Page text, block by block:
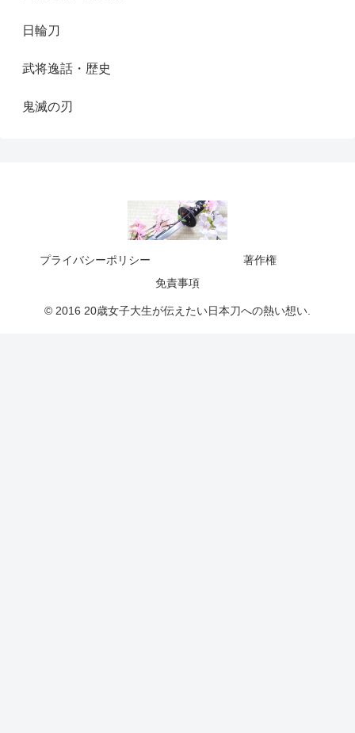
日輪刀
武将逸話・歴史
鬼滅の刃
プライバシーポリシー
著作権
免責事項
© 2016 20歳女子大生が伝えたい日本刀への熱い想い.